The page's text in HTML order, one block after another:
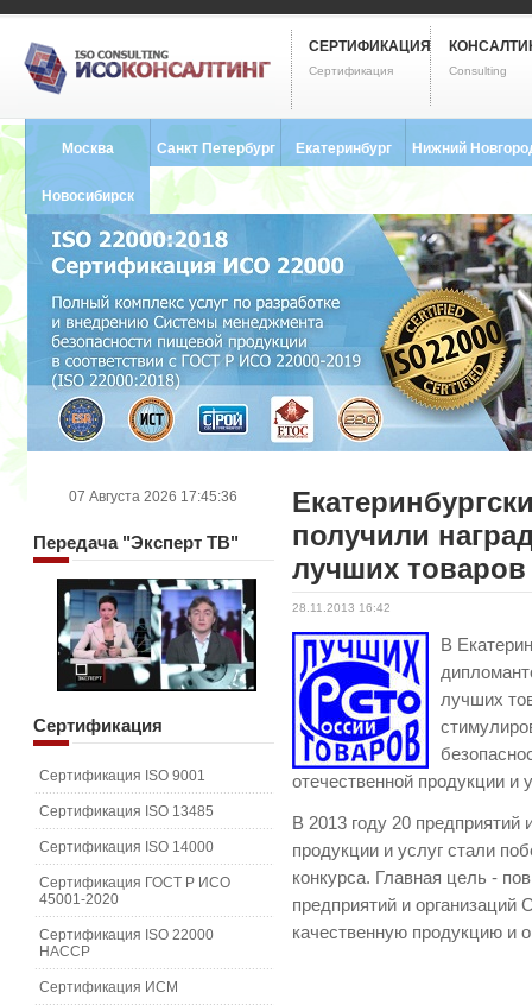
СЕРТИФИКАЦИЯ
Сертификация Consulting
Москва Санкт Петербург
8 (812) 748-2493
Екатеринбург
8 (343) 237-2593
Нижний
Новосибирск
8 (383) 227-8449
получили
лучших
28.11.2013 16:42
В
лучших
отечественной продукции и
В 2013 году 20
продукции и услуг стали
конкурса. Главная цель -
предприятий и организаций
качественную продукцию и
07 Августа 2026 17:45:36
Передача"Эксперт ТВ"
Сертификация
Сертификация ISO 9001
Сертификация ISO 13485
Сертификация ISO 14000
Сертификация ГОСТ Р ИСО
45001-2020
Сертификация ISO 22000
HACCP
Сертификация ИСМ